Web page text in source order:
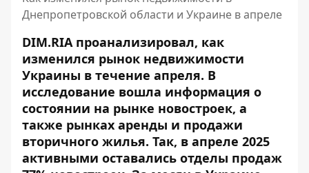
Днепропетровской области и Украине в апреле
DIM.RIA проанализировал, как
изменился рынок недвижимости
Украины в течение апреля. В
исследование вошла информация о
состоянии на рынке новостроек, а
также рынках аренды и продажи
вторичного жилья. Так, в апреле 2025
активными оставались отделы продаж